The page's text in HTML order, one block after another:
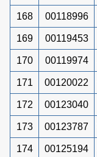
168 00118996
169 00119453
170 00119974
171 00120022
172 00123040
173 00123787
174 00125194